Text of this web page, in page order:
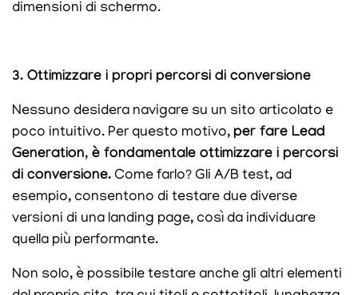
dimensioni di schermo.
3. Ottimizzare i propri percorsi di conversione
Nessuno desidera navigare su un sito articolato e
poco intuitivo. Per questo motivo, per fare Lead
Generation, è fondamentale ottimizzare i percorsi
di conversione. Come farlo? Gli A/B test, ad
esempio, consentono di testare due diverse
versioni di una landing page, così da individuare
quella più performante.
Non solo, è possibile testare anche gli altri elementi